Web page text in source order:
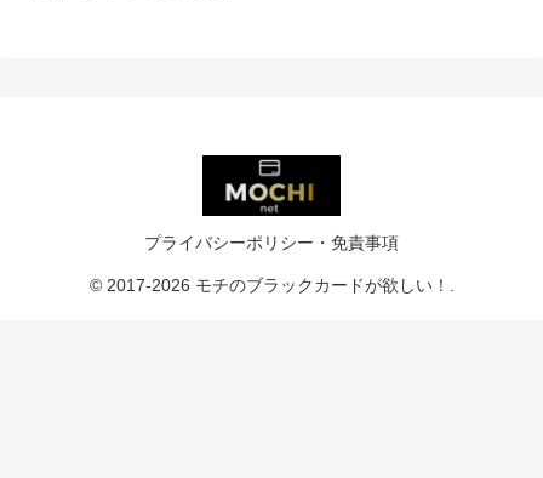
プライバシーポリシー・免責事項
© 2017-2026 モチのブラックカードが欲しい！.